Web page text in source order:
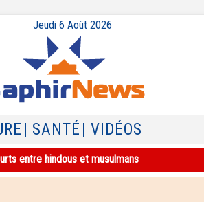
Jeudi 6 Août 2026
| SANTÉ | VIDÉOS
entre hindous et musulmans